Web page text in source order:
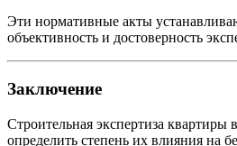
Эти нормативные акты
объективность и достоверность
Заключение
Строительная экспертиза
определить степень их влияния на